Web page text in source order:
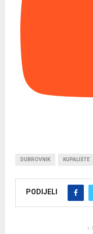
DUBROVNIK KUPALIŠTE
PODIJELI